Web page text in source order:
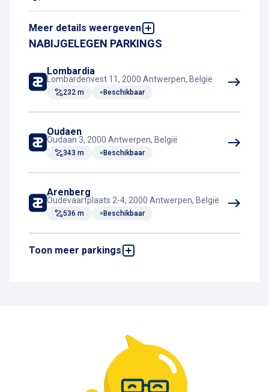
Meer details weergeven
LPG niet toegestaan
Tramverbinding
NABIJGELEGEN PARKINGS
Lombardia
Lombardenvest 11, 2000 Antwerpen, België
232 m Beschikbaar
Oudaen
Oudaan 3, 2000 Antwerpen, België
343 m Beschikbaar
Arenberg
Oudevaartplaats 2-4, 2000 Antwerpen, België
536 m Beschikbaar
Toon meer parkings
Horta
Beschikbaar